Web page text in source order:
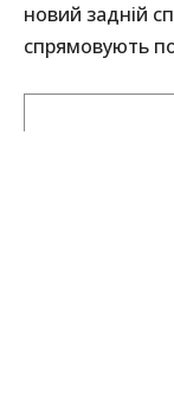
новий задній
спрямовують